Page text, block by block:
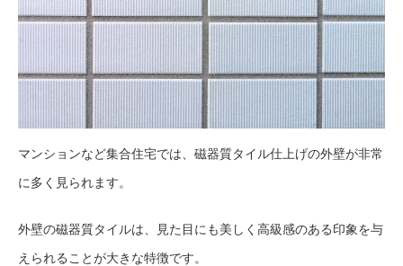
マンションなど集合住宅では、磁器質タイル仕上げの外壁が非常
に多く見られます。
外壁の磁器質タイルは、見た目にも美しく高級感のある印象を与
えられることが大きな特徴です。